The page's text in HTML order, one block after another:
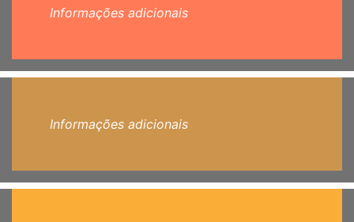
Informações adicionais
Informações adicionais